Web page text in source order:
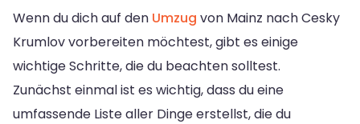
Wenn du dich auf den Umzug von Mainz nach Cesky
Krumlov vorbereiten möchtest, gibt es einige
wichtige Schritte, die du beachten solltest.
Zunächst einmal ist es wichtig, dass du eine
umfassende Liste aller Dinge erstellst, die du